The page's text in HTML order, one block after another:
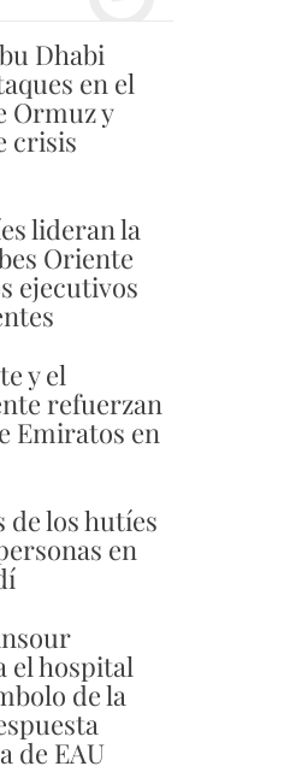
Dhabi
en el
Ormuz y
crisis
lideran la
Oriente
ejecutivos
y el
refuerzan
Emiratos en
de los hutíes
en
el hospital
de la
de EAU